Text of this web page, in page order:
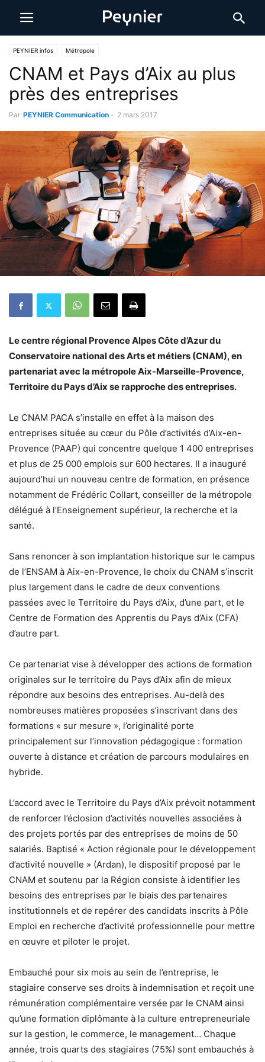
PEYNIER infos Métropole
CNAM et Pays d’Aix au plus
près des entreprises
Par PEYNIER Communication - 2 mars 2017
Le centre régional Provence Alpes Côte d’Azur du
Conservatoire national des Arts et métiers (CNAM), en
partenariat avec la métropole Aix-Marseille-Provence,
Territoire du Pays d’Aix se rapproche des entreprises.
Le CNAM PACA s’installe en effet à la maison des
entreprises située au cœur du Pôle d’activités d’Aix-en-
Provence (PAAP) qui concentre quelque 1 400 entreprises
et plus de 25 000 emplois sur 600 hectares. Il a inauguré
aujourd’hui un nouveau centre de formation, en présence
notamment de Frédéric Collart, conseiller de la métropole
délégué à l’Enseignement supérieur, la recherche et la
santé.
Sans renoncer à son implantation historique sur le campus
de l’ENSAM à Aix-en-Provence, le choix du CNAM s’inscrit
plus largement dans le cadre de deux conventions
passées avec le Territoire du Pays d’Aix, d’une part, et le
Centre de Formation des Apprentis du Pays d’Aix (CFA)
d’autre part.
Ce partenariat vise à développer des actions de formation
originales sur le territoire du Pays d’Aix afin de mieux
répondre aux besoins des entreprises. Au-delà des
nombreuses matières proposées s’inscrivant dans des
formations « sur mesure », l’originalité porte
principalement sur l’innovation pédagogique : formation
ouverte à distance et création de parcours modulaires en
hybride.
L’accord avec le Territoire du Pays d’Aix prévoit notamment
de renforcer l’éclosion d’activités nouvelles associées à
des projets portés par des entreprises de moins de 50
salariés. Baptisé « Action régionale pour le développement
d’activité nouvelle » (Ardan), le dispositif proposé par le
CNAM et soutenu par la Région consiste à identifier les
besoins des entreprises par le biais des partenaires
institutionnels et de repérer des candidats inscrits à Pôle
Emploi en recherche d’activité professionnelle pour mettre
en œuvre et piloter le projet.
Embauché pour six mois au sein de l’entreprise, le
stagiaire conserve ses droits à indemnisation et reçoit une
rémunération complémentaire versée par le CNAM ainsi
qu’une formation diplômante à la culture entrepreneuriale
sur la gestion, le commerce, le management… Chaque
année, trois quarts des stagiaires (75%) sont embauchés à